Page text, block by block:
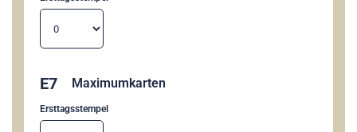
E7 Maximumkarten
Ersttagsstempel